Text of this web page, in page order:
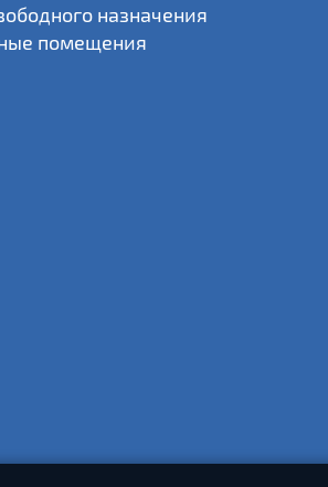
назначения
помещения